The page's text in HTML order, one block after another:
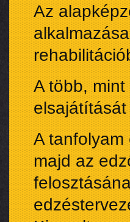
Az
A több,
A
majd az